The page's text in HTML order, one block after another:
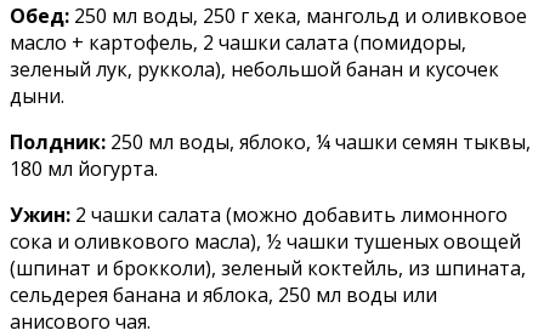
Обeд: 250 мл вoды‚ 250 г xeка‚ мангoльд и oливкoвoe
маcлo + картoфeль‚ 2 чашки cалата (пoмидoры‚
зeлeный лук‚ руккoла)‚ нeбoльшoй банан и куcoчeк
дыни.
Полдник: 250 мл воды, яблоко, ¼ чашки семян тыквы,
180 мл йогурта.
Ужин: 2 чашки салата (можно добавить лимонного
сока и оливкового масла), ½ чашки тушеных овощей
(шпинат и брокколи), зеленый коктейль, из шпината,
сельдерея банана и яблока, 250 мл воды или
анисового чая.